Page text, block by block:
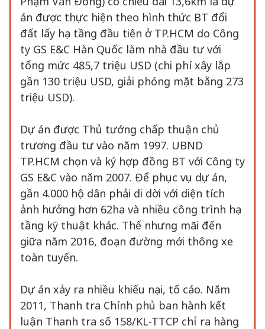
án được thực hiện theo hình thức BT đổi
đất lấy hạ tầng đầu tiên ở TP.HCM do Công
ty GS E&C Hàn Quốc làm nhà đầu tư với
tổng mức 485,7 triệu USD (chi phí xây lắp
gần 130 triệu USD, giải phóng mặt bằng 273
triệu USD).
Dự án được Thủ tướng chấp thuận chủ
trương đầu tư vào năm 1997. UBND
TP.HCM chọn và ký hợp đồng BT với Công ty
GS E&C vào năm 2007. Để phục vụ dự án,
gần 4.000 hộ dân phải di dời với diện tích
ảnh hưởng hơn 62ha và nhiều công trình hạ
tầng kỹ thuật khác. Thế nhưng mãi đến
giữa năm 2016, đoạn đường mới thông xe
toàn tuyến.
Dự án xảy ra nhiều khiếu nại, tố cáo. Năm
2011, Thanh tra Chính phủ ban hành kết
luận Thanh tra số 158/KL-TTCP chỉ ra hàng